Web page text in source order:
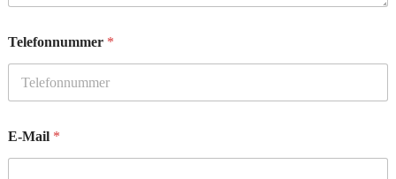
Telefonnummer *
E-Mail *